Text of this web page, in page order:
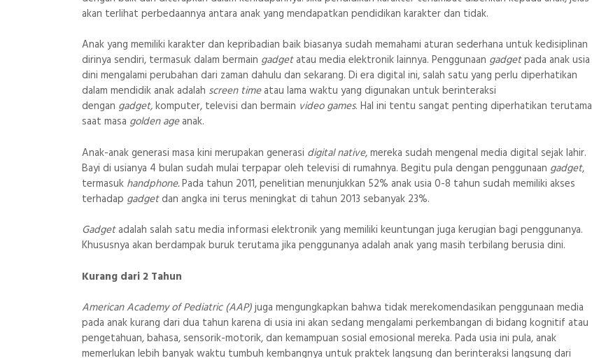
akan terlihat perbedaannya antara anak yang mendapatkan pendidikan karakter dan tidak.
Anak yang memiliki karakter dan kepribadian baik biasanya sudah memahami aturan sederhana untuk kedisiplinan
dirinya sendiri, termasuk dalam bermain gadgetatau media elektronik lainnya. Penggunaan gadgetpada anak usia
dini mengalami perubahan dari zaman dahulu dan sekarang. Di era digital ini, salah satu yang perlu diperhatikan
dalam mendidik anak adalah screen timeatau lama waktu yang digunakan untuk berinteraksi
dengan gadget,komputer, televisi dan bermain video games. Hal ini tentu sangat penting diperhatikan terutama
saat masa golden ageanak.
Anak-anak generasi masa kini merupakan generasi digital native, mereka sudah mengenal media digital sejak lahir.
Bayi di usianya 4 bulan sudah mulai terpapar oleh televisi di rumahnya. Begitu pula dengan penggunaan gadget,
termasuk handphone.Pada tahun 2011, penelitian menunjukkan 52% anak usia 0-8 tahun sudah memiliki akses
terhadap gadgetdan angka ini terus meningkat di tahun 2013 sebanyak 23%.
Gadgetadalah salah satu media informasi elektronik yang memiliki keuntungan juga kerugian bagi penggunanya.
Khususnya akan berdampak buruk terutama jika penggunanya adalah anak yang masih terbilang berusia dini.
Kurang dari 2 Tahun
American Academy of Pediatric (AAP)juga mengungkapkan bahwa tidak merekomendasikan penggunaan media
pada anak kurang dari dua tahun karena di usia ini akan sedang mengalami perkembangan di bidang kognitif atau
pengetahuan, bahasa, sensorik-motorik, dan kemampuan sosial emosional mereka. Pada usia ini pula, anak
memerlukan lebih banyak waktu tumbuh kembangnya untuk praktek langsung dan berinteraksi langsung dari